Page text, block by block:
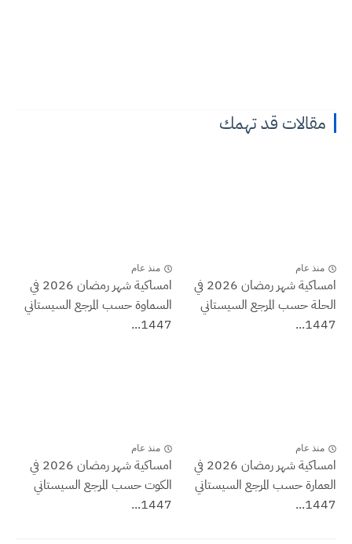
مقالات قد تهمك
منذ عام
امساكية شهر رمضان 2026 في
الحلة حسب المرجع السيستاني
1447...
منذ عام
امساكية شهر رمضان 2026 في
السماوة حسب المرجع السيستاني
1447...
منذ عام
امساكية شهر رمضان 2026 في
العمارة حسب المرجع السيستاني
1447...
منذ عام
امساكية شهر رمضان 2026 في
الكوت حسب المرجع السيستاني
1447...